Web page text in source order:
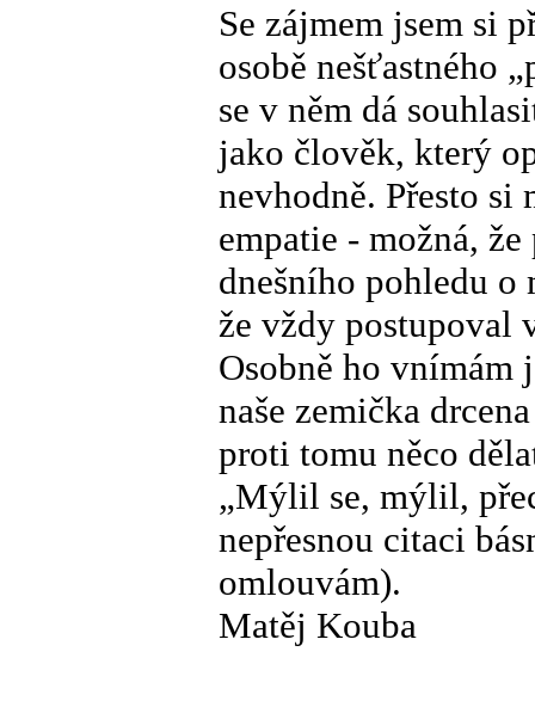
Se zájmem jsem si
osobě nešťastného
se v něm dá
jako člověk, který
nevhodně. Přesto
empatie - možná,
dnešního pohledu o
že vždy postupoval
Osobně ho
naše zemička
proti tomu něco
„Mýlil se, mýlil,
nepřesnou citaci
omlouvám).
Matěj Kouba